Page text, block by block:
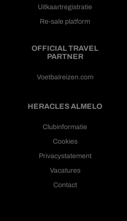
Uitkaartregistratie
Re-sale platform
OFFICIAL TRAVEL
PARTNER
Voetbalreizen.com
HERACLES ALMELO
Clubinformatie
Cookies
Privacystatement
Vacatures
Contact